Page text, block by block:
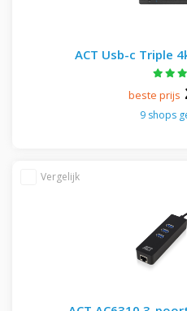
ACT Usb-c Triple
beste prijs
9 shops